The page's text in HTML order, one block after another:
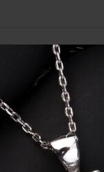
HABER ARŞIV